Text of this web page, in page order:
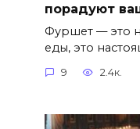
порадуют
Фуршет — это
еды, это
9 2.4к.